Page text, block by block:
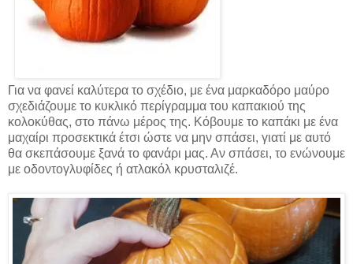
Για να φανεί καλύτερα το σχέδιο, με ένα μαρκαδόρο μαύρο
σχεδιάζουμε το κυκλικό περίγραμμα του καπακιού της
κολοκύθας, στο πάνω μέρος της. Κόβουμε το καπάκι με ένα
μαχαίρι προσεκτικά έτσι ώστε να μην σπάσει, γιατί με αυτό
θα σκεπάσουμε ξανά το φανάρι μας. Αν σπάσει, το ενώνουμε
με οδοντογλυφίδες ή ατλακόλ κρυσταλιζέ.